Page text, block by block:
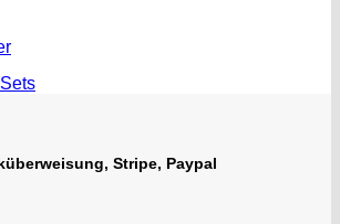
Stripe, Paypal